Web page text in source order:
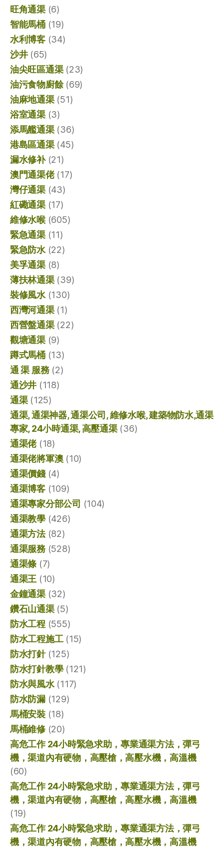
旺角通渠(6)
智能馬桶(19)
水利博客(34)
沙井(65)
油尖旺區通渠(23)
油污食物廚餘(69)
油麻地通渠(51)
浴室通渠(3)
添馬艦通渠(36)
港島區通渠(45)
漏水修补(21)
澳門通渠佬(17)
灣仔通渠(43)
紅磡通渠(17)
維修水喉(605)
緊急通渠(11)
緊急防水(22)
美孚通渠(8)
薄扶林通渠(39)
裝修風水(130)
西灣河通渠(1)
西營盤通渠(22)
觀塘通渠(9)
蹲式馬桶(13)
通 渠 服務(2)
通沙井 (118)
通渠(125)
通渠, 通渠神器, 通渠公司, 維修水喉, 建築物防水,通渠
專家, 24小時通渠, 高壓通渠(36)
通渠佬(18)
通渠佬將軍澳(10)
通渠價錢(4)
通渠博客(109)
通渠專家分部公司 (104)
通渠教學(426)
通渠方法(82)
通渠服務(528)
通渠條 (7)
通渠王 (10)
金鐘通渠(32)
鑽石山通渠(5)
防水工程(555)
防水工程施工(15)
防水打針(125)
防水打針教學(121)
防水與風水(117)
防水防漏(129)
馬桶安裝(18)
馬桶維修(20)
高危工作 24小時緊急求助，專業通渠方法，彈弓
機，渠道內有硬物，高壓槍，高壓水機，高溫機
(60)
高危工作 24小時緊急求助，專業通渠方法，彈弓
機，渠道內有硬物，高壓槍，高壓水機，高溫機
(19)
高危工作 24小時緊急求助，專業通渠方法，彈弓
機，渠道內有硬物，高壓槍，高壓水機，高溫機